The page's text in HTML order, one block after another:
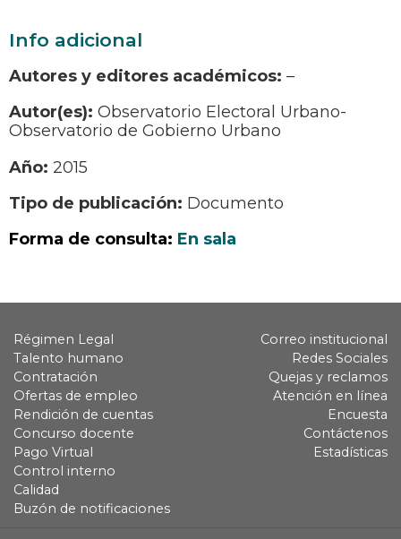
Info adicional
Autores y editores académicos: –
Autor(es): Observatorio Electoral Urbano-
Observatorio de Gobierno Urbano
Año: 2015
Tipo de publicación: Documento
Forma de consulta: En sala
Régimen Legal
Talento humano
Contratación
Ofertas de empleo
Rendición de cuentas
Concurso docente
Pago Virtual
Control interno
Calidad
Buzón de notificaciones
Correo institucional
Redes Sociales
Quejas y reclamos
Atención en línea
Encuesta
Contáctenos
Estadísticas